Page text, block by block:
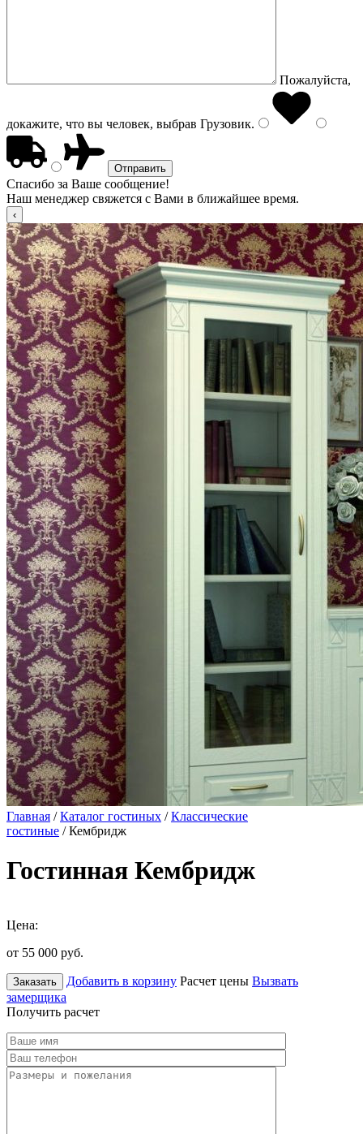
Пожалуйста,
докажите, что вы человек, выбрав Грузовик.
Спасибо за Ваше сообщение!
Наш менеджер свяжется с Вами в ближайшее время.
Главная /Каталог гостиных /Классические
гостиные / Кембридж
Гостинная Кембридж
Цена:
от 55 000 руб.
Заказать Добавить в корзину Расчет цены Вызвать
замерщика
Получить расчет